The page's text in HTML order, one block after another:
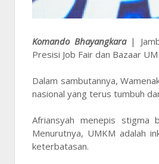
Komando Bhayangkara|
Presisi Job Fair dan Bazaar
Dalam sambutannya,
nasional yang terus tumbuh
Afriansyah menepis stigma
Menurutnya, UMKM adalah
keterbatasan.